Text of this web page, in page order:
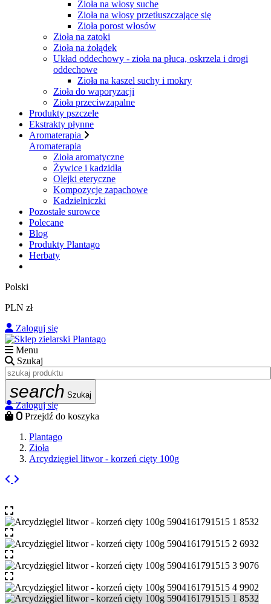
Zioła na włosy suche
Zioła na włosy przetłuszczające się
Zioła porost włosów
Zioła na zatoki
Zioła na żołądek
Układ oddechowy - zioła na płuca, oskrzela i drogi
oddechowe
Zioła na kaszel suchy i mokry
Zioła do waporyzacji
Zioła przeciwzapalne
Produkty pszczele
Ekstrakty płynne
Aromaterapia
Aromaterapia
Zioła aromatyczne
Żywice i kadzidła
Olejki eteryczne
Kompozycje zapachowe
Kadzielniczki
Pozostałe surowce
Polecane
Blog
Produkty Plantago
Herbaty
Polski
PLN zł
Zaloguj się
Menu
Szukaj
search Szukaj
Zaloguj się
0 Przejdź do koszyka
Plantago
Zioła
Arcydzięgiel litwor - korzeń cięty 100g